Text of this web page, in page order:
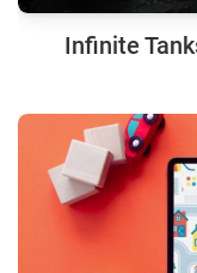
Infinite